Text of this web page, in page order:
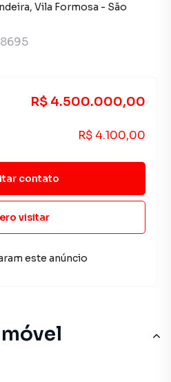
, Vila Formosa - São
R$ 4.500.000,00
R$ 4.100,00
contato
visitar
este anúncio